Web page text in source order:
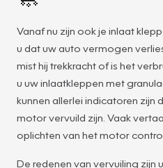
Vanaf nu zijn ook je inlaat
u dat uw auto vermogen
mist hij trekkracht of is het
u uw inlaatkleppen met
kunnen allerlei indicatoren zijn
motor vervuild zijn. Vaak
oplichten van het motor
De redenen van vervuiling